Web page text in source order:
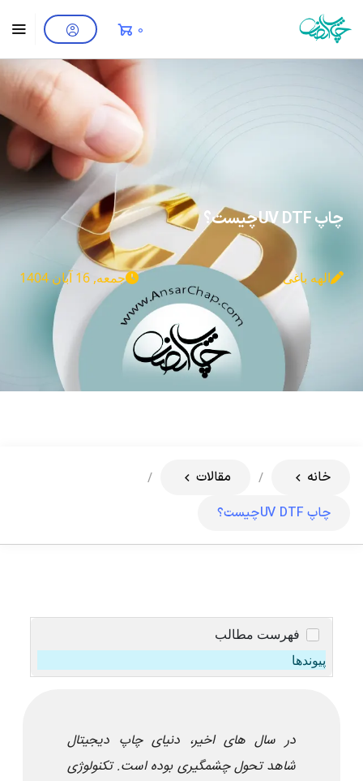
0
چاپ UV DTF چیست؟
الهه باغی جمعه, 16 آبان 1404
خانه / مقالات /
چاپ UV DTF چیست؟
فهرست مطالب
پیوندها
در سال های اخیر، دنیای چاپ دیجیتال
شاهد تحول چشمگیری بوده است. تکنولوژی